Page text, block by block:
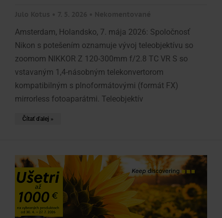
Amsterdam, Holandsko, 7. mája 2026: Spoločnosť
Nikon s potešením oznamuje vývoj teleobjektívu so
zoomom NIKKOR Z 120-300mm f/2.8 TC VR S so
vstavaným 1,4-násobným telekonvertorom
kompatibilným s plnoformátovými (formát FX)
mirrorless fotoaparátmi. Teleobjektív
Čítať ďalej »